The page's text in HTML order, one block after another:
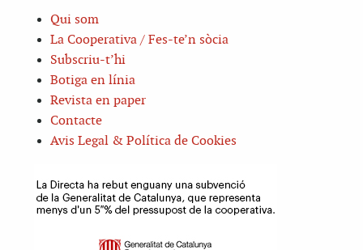
Qui som
La Cooperativa / Fes-te’n sòcia
Subscriu-t’hi
Botiga en línia
Revista en paper
Contacte
Avis Legal & Política de Cookies